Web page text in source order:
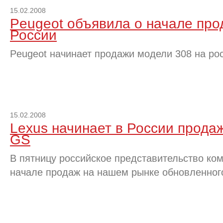
15.02.2008
Peugeot объявила о начале
России
Peugeot начинает продажи модели 308 на
15.02.2008
Lexus начинает в России
GS
В пятницу российское представительство
начале продаж на нашем рынке